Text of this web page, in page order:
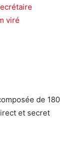
viré
de 180
et secret